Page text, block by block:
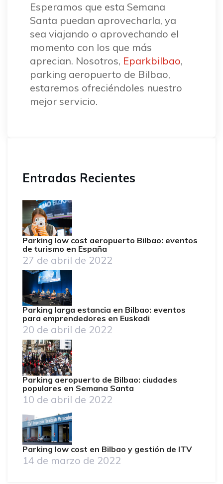
Esperamos que esta Semana
Santa puedan aprovecharla, ya
sea viajando o aprovechando el
momento con los que más
aprecian. Nosotros, Eparkbilbao,
parking aeropuerto de Bilbao,
estaremos ofreciéndoles nuestro
mejor servicio.
Entradas Recientes
Parking low cost aeropuerto Bilbao: eventos
de turismo en España
27 de abril de 2022
Parking larga estancia en Bilbao: eventos
para emprendedores en Euskadi
20 de abril de 2022
Parking aeropuerto de Bilbao: ciudades
populares en Semana Santa
10 de abril de 2022
Parking low cost en Bilbao y gestión de ITV
14 de marzo de 2022